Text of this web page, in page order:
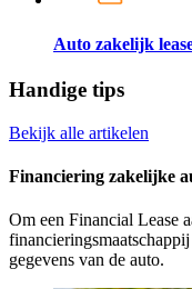
Auto zakelijk
Handige tips
Bekijk alle artikelen
Financiering zakelijke
Om een Financial Lease
gegevens van de auto.